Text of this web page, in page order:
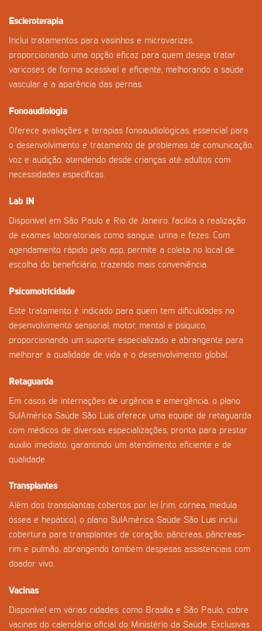
Escleroterapia
Inclui tratamentos para vasinhos e microvarizes,
proporcionando uma opção eficaz para quem deseja tratar
varicoses de forma acessível e eficiente, melhorando a saúde
vascular e a aparência das pernas.
Fonoaudiologia
Oferece avaliações e terapias fonoaudiológicas, essencial para
o desenvolvimento e tratamento de problemas de comunicação,
voz e audição, atendendo desde crianças até adultos com
necessidades específicas.
Lab IN
Disponível em São Paulo e Rio de Janeiro, facilita a realização
de exames laboratoriais como sangue, urina e fezes. Com
agendamento rápido pelo app, permite a coleta no local de
escolha do beneficiário, trazendo mais conveniência.
Psicomotricidade
Este tratamento é indicado para quem tem dificuldades no
desenvolvimento sensorial, motor, mental e psíquico,
proporcionando um suporte especializado e abrangente para
melhorar a qualidade de vida e o desenvolvimento global.
Retaguarda
Em casos de internações de urgência e emergência, o plano
SulAmérica Saúde São Luís oferece uma equipe de retaguarda
com médicos de diversas especializações, pronta para prestar
auxílio imediato, garantindo um atendimento eficiente e de
qualidade.
Transplantes
Além dos transplantas cobertos por lei (rim, córnea, medula
óssea e hepático), o plano SulAmérica Saúde São Luís inclui
cobertura para transplantes de coração, pâncreas, pâncreas-
rim e pulmão, abrangendo também despesas assistenciais com
doador vivo.
Vacinas
Disponível em várias cidades, como Brasília e São Paulo, cobre
vacinas do calendário oficial do Ministério da Saúde. Exclusivas